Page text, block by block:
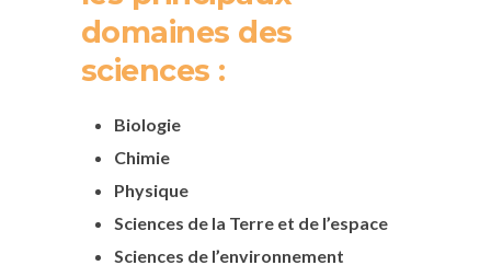
domaines des
sciences :
Biologie
Chimie
Physique
Sciences de la Terre et de l’espace
Sciences de l’environnement